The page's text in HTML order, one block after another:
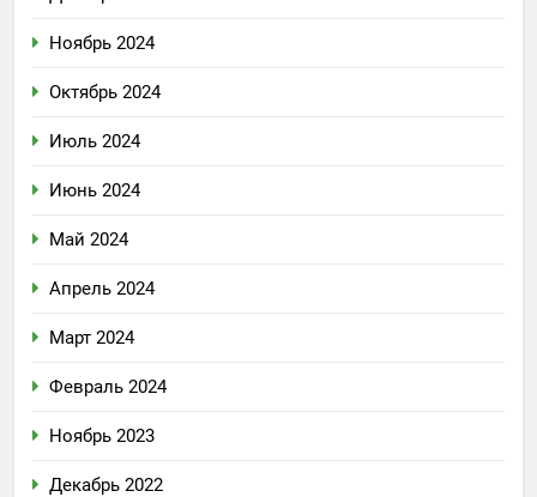
Ноябрь 2024
Октябрь 2024
Июль 2024
Июнь 2024
Май 2024
Апрель 2024
Март 2024
Февраль 2024
Ноябрь 2023
Декабрь 2022